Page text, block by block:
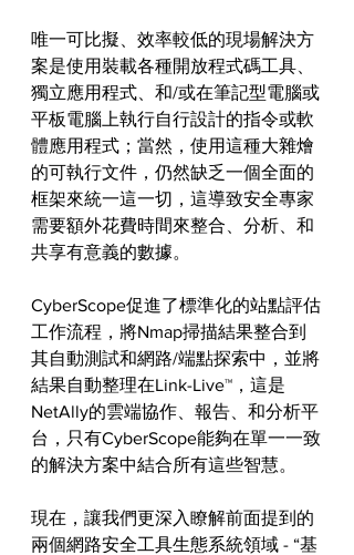
唯一可比擬、效率較低的現場解決方
案是使用裝載各種開放程式碼工具、
獨立應用程式、和/或在筆記型電腦或
平板電腦上執行自行設計的指令或軟
體應用程式；當然，使用這種大雜燴
的可執行文件，仍然缺乏一個全面的
框架來統一這一切，這導致安全專家
需要額外花費時間來整合、分析、和
共享有意義的數據。
CyberScope促進了標準化的站點評估
工作流程，將Nmap掃描結果整合到
其自動測試和網路/端點探索中，並將
結果自動整理在Link-Live™，這是
NetAlly的雲端協作、報告、和分析平
台，只有CyberScope能夠在單一一致
的解決方案中結合所有這些智慧。
現在，讓我們更深入瞭解前面提到的
兩個網路安全工具生態系統領域 - “基